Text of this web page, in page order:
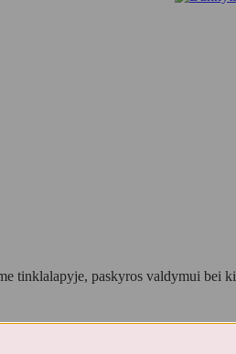
tinklalapyje, paskyros valdymui bei